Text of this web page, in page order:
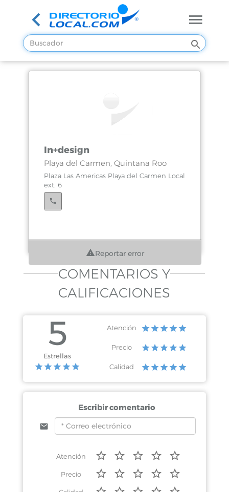
In+design
Playa del Carmen, Quintana Roo
Plaza Las Americas Playa del Carmen Local
ext. 6
Reportar error
COMENTARIOS Y
CALIFICACIONES
5
Estrellas
Atención
Precio
Calidad
Escribir comentario
Atención
Precio